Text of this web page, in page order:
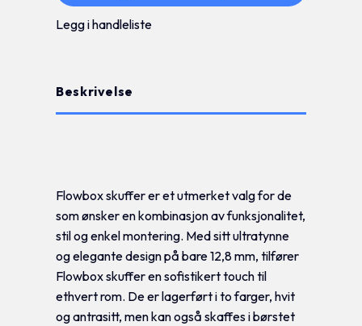
Legg i handleliste
Beskrivelse
Flowbox skuffer er et utmerket valg for de
som ønsker en kombinasjon av funksjonalitet,
stil og enkel montering. Med sitt ultratynne
og elegante design på bare 12,8 mm, tilfører
Flowbox skuffer en sofistikert touch til
ethvert rom. De er lagerført i to farger, hvit
og antrasitt, men kan også skaffes i børstet